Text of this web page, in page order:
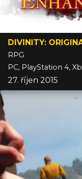
DIVINITY:
RPG
PC, PlayStation 4,
27. říjen 2015